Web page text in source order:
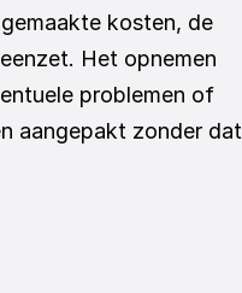
kosten, de
Het opnemen
problemen of
aangepakt zonder dat